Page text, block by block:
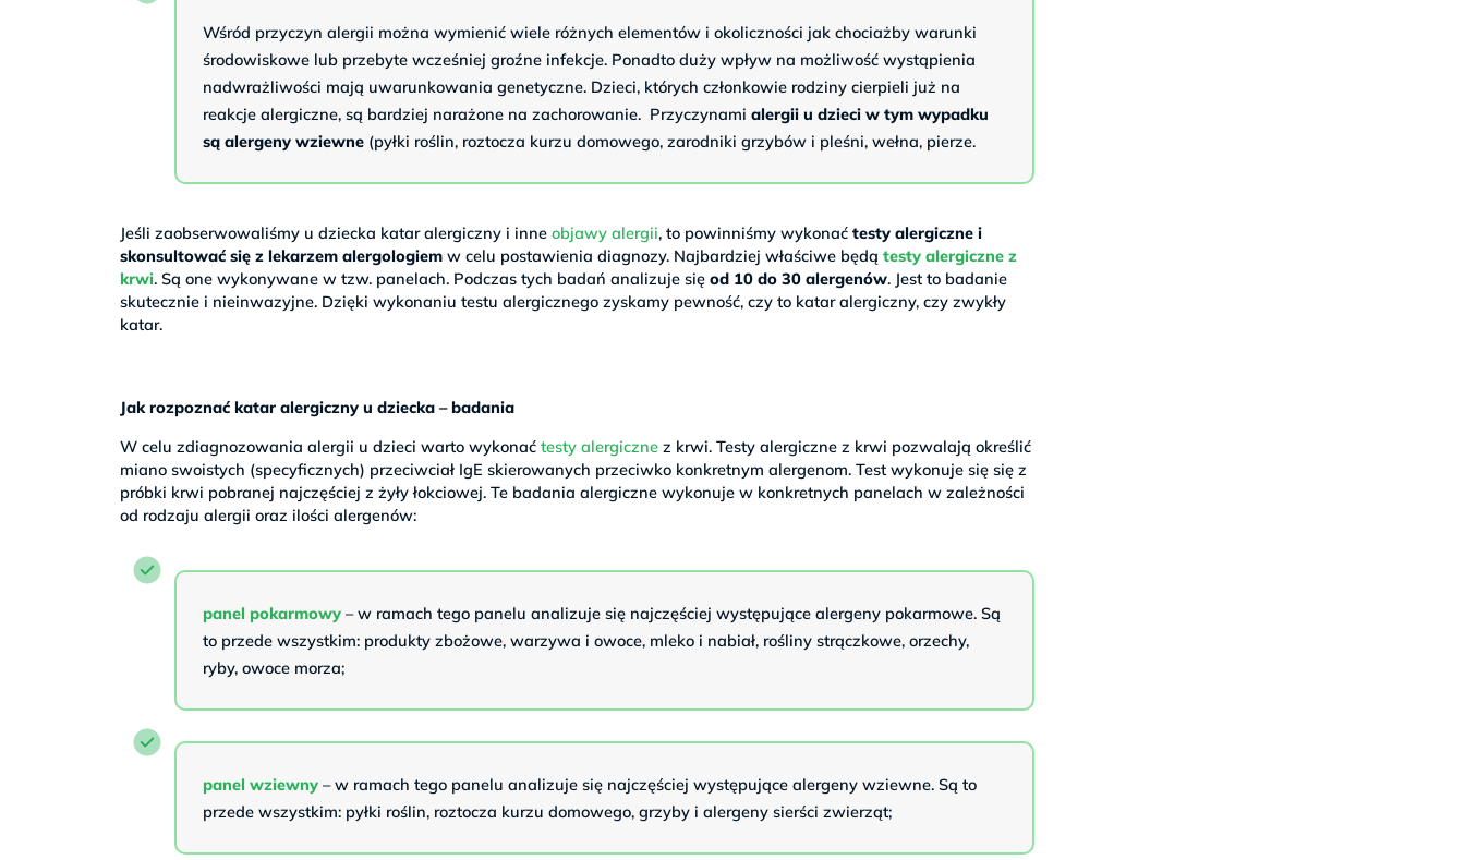
Wśród przyczyn alergii można wymienić wiele różnych elementów i okoliczności jak chociażby warunki
środowiskowe lub przebyte wcześniej groźne infekcje. Ponadto duży wpływ na możliwość wystąpienia
nadwrażliwości mają uwarunkowania genetyczne. Dzieci, których członkowie rodziny cierpieli już na
reakcje alergiczne, są bardziej narażone na zachorowanie. Przyczynamialergii u dzieci w tym wypadku
są alergeny wziewne (pyłki roślin, roztocza kurzu domowego, zarodniki grzybów i pleśni, wełna, pierze.
Jeśli zaobserwowaliśmy u dziecka katar alergiczny i inneobjawy alergii, to powinniśmy wykonaćtesty alergiczne i
skonsultować się z lekarzem alergologiem w celu postawienia diagnozy. Najbardziej właściwe będą testy alergiczne z
krwi. Są one wykonywane w tzw. panelach. Podczas tych badań analizuje sięod 10 do 30 alergenów. Jest to badanie
skutecznie i nieinwazyjne. Dzięki wykonaniu testu alergicznego zyskamy pewność, czy to katar alergiczny, czy zwykły
katar.
Jak rozpoznać katar alergiczny u dziecka – badania
W celu zdiagnozowania alergii u dzieci warto wykonaćtesty alergiczne z krwi. Testy alergiczne z krwi pozwalają określić
miano swoistych (specyficznych) przeciwciał IgE skierowanych przeciwko konkretnym alergenom. Test wykonuje się się z
próbki krwi pobranej najczęściej z żyły łokciowej. Te badania alergiczne wykonuje w konkretnych panelach w zależności
od rodzaju alergii oraz ilości alergenów:
panel pokarmowy – w ramach tego panelu analizuje się najczęściej występujące alergeny pokarmowe. Są
to przede wszystkim: produkty zbożowe, warzywa i owoce, mleko i nabiał, rośliny strączkowe, orzechy,
ryby, owoce morza;
panel wziewny – w ramach tego panelu analizuje się najczęściej występujące alergeny wziewne. Są to
przede wszystkim: pyłki roślin, roztocza kurzu domowego, grzyby i alergeny sierści zwierząt;